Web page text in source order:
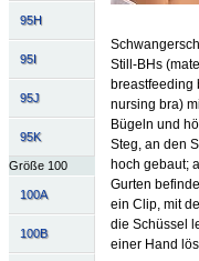
95H
95I
95J
95K
Größe 100
100A
100B
Still-BHs
breastfeeding
nursing bra)
Bügeln und
Steg, an den
hoch gebaut;
Gurten
ein Clip, mit
die Schüssel
einer Hand